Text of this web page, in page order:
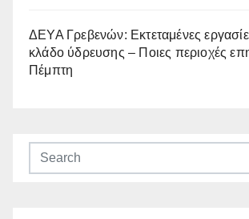
ΔΕΥΑ Γρεβενών: Εκτεταμένες
κλάδο ύδρευσης – Ποιες περιοχές
Πέμπτη